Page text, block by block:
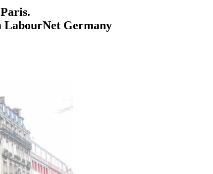
LabourNet Germany